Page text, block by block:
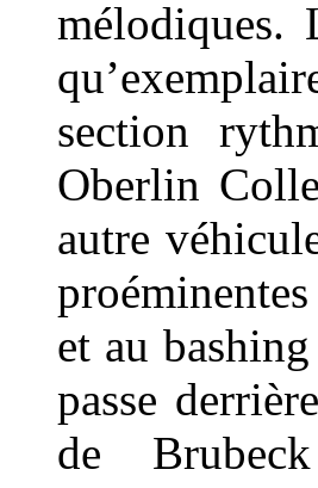
mélodiques.
section
Oberlin
autre
et au
passe
de